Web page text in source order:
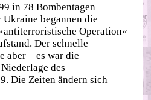
in 78 Bombentagen
begannen die
Operation«
Der schnelle
aber – es war die
des
Die Zeiten ändern sich